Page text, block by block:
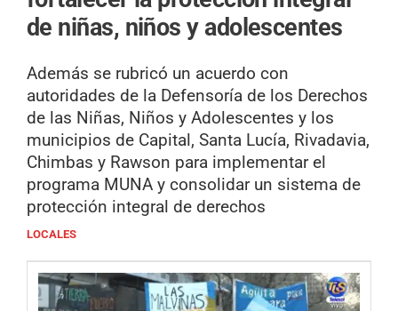
de niñas, niños y adolescentes
Además se rubricó un acuerdo con
autoridades de la Defensoría de los Derechos
de las Niñas, Niños y Adolescentes y los
municipios de Capital, Santa Lucía, Rivadavia,
Chimbas y Rawson para implementar el
programa MUNA y consolidar un sistema de
protección integral de derechos
LOCALES